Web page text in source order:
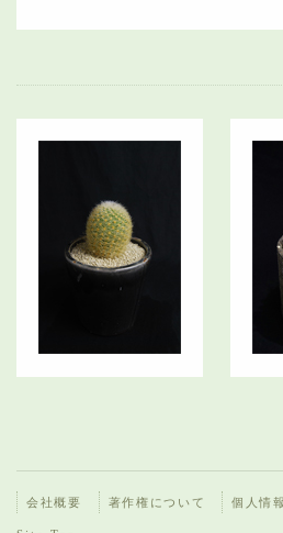
会社概要 著作権について 個人情